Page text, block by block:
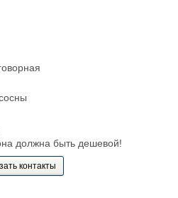
должна быть дешевой!
контакты